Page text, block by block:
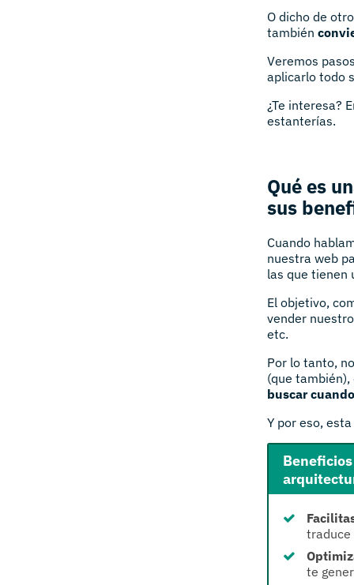
O dicho de
también
Veremos
aplicarlo todo
¿Te interesa?
estanterías.
Qué es
sus
Cuando
nuestra web
las que tienen
El objetivo,
vender
etc.
Por lo tanto,
(que
buscar
Y por eso,
traduce
te